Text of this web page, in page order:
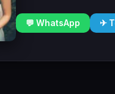
💬 WhatsApp ✈